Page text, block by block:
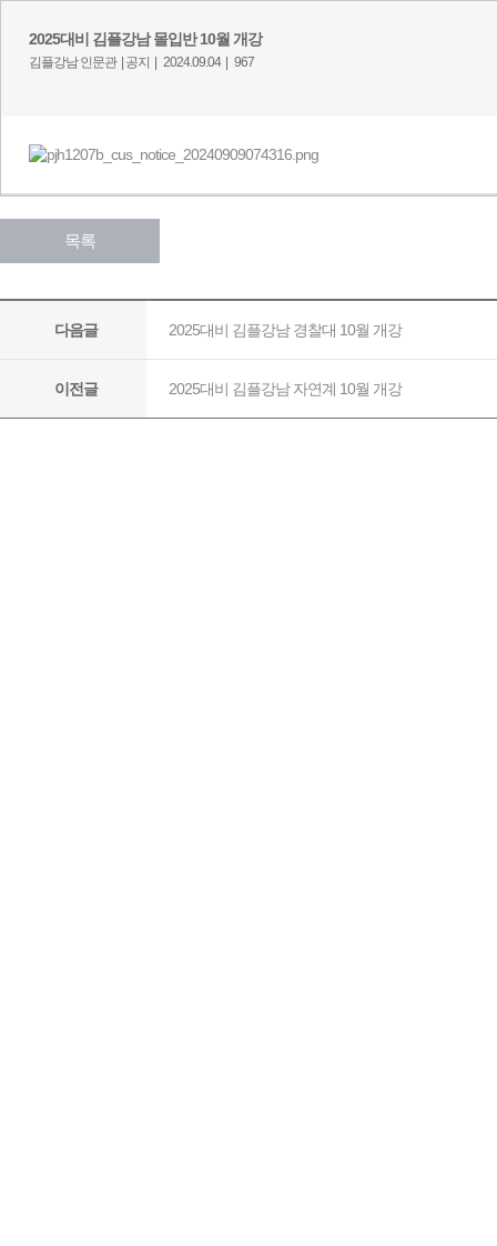
2025대비 김플강남 몰입반 10월 개강
김플강남 인문관 | 공지 | 2024.09.04 | 967
목록
다음글 2025대비 김플강남 경찰대 10월 개강
이전글 2025대비 김플강남 자연계 10월 개강